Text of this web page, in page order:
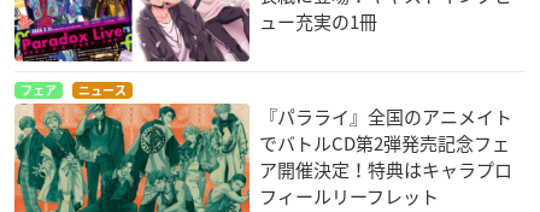
ュー充実の1冊
フェア ニュース
『パラライ』全国のアニメイト
でバトルCD第2弾発売記念フェ
ア開催決定！特典はキャラプロ
フィールリーフレット